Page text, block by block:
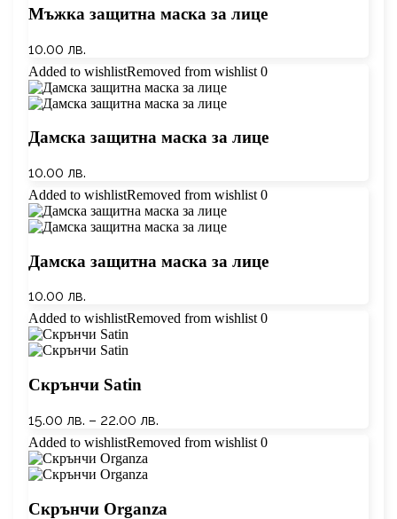
Mъжка защитна маска за лице
10.00 лв.
Added to wishlistRemoved from wishlist 0
Дамска защитна маска за лице
10.00 лв.
Added to wishlistRemoved from wishlist 0
Дамска защитна маска за лице
10.00 лв.
Added to wishlistRemoved from wishlist 0
Скрънчи Satin
15.00 лв. – 22.00 лв.
Added to wishlistRemoved from wishlist 0
Скрънчи Organza